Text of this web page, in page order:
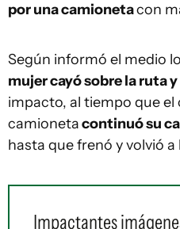
por una camionetacon
Según informó el medio
mujer cayó sobre la ruta
impacto, al tiempo que
camionetacontinuó su
hasta que frenó y volvió
Impactantes